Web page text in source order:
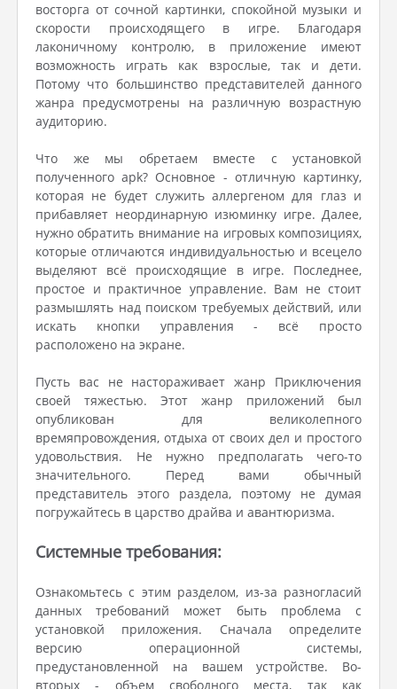
восторга от сочной картинки, спокойной музыки и
скорости происходящего в игре. Благодаря
лаконичному контролю, в приложение имеют
возможность играть как взрослые, так и дети.
Потому что большинство представителей данного
жанра предусмотрены на различную возрастную
аудиторию.
Что же мы обретаем вместе с установкой
полученного apk? Основное - отличную картинку,
которая не будет служить аллергеном для глаз и
прибавляет неординарную изюминку игре. Далее,
нужно обратить внимание на игровых композициях,
которые отличаются индивидуальностью и всецело
выделяют всё происходящие в игре. Последнее,
простое и практичное управление. Вам не стоит
размышлять над поиском требуемых действий, или
искать кнопки управления - всё просто
расположено на экране.
Пусть вас не настораживает жанр Приключения
своей тяжестью. Этот жанр приложений был
опубликован для великолепного
времяпровождения, отдыха от своих дел и простого
удовольствия. Не нужно предполагать чего-то
значительного. Перед вами обычный
представитель этого раздела, поэтому не думая
погружайтесь в царство драйва и авантюризма.
Системные требования:
Ознакомьтесь с этим разделом, из-за разногласий
данных требований может быть проблема с
установкой приложения. Сначала определите
версию операционной системы,
предустановленной на вашем устройстве. Во-
вторых - объем свободного места, так как